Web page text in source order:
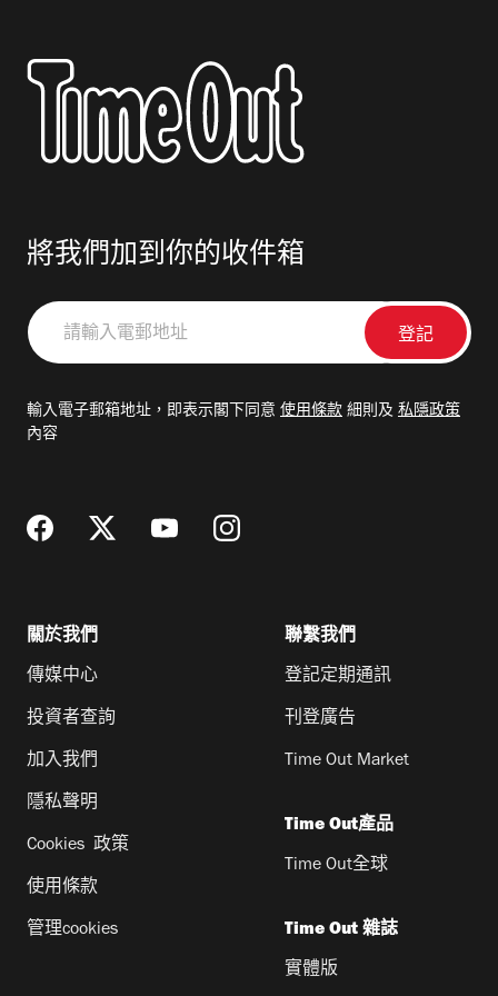
將我們加到你的收件箱
請
輸
郵
輸入電子郵箱地址，即表示閣下同意 使用條款 細則及 私隱政策
內容
關於我們
傳媒中心
投資者查詢
加入我們
隱私聲明
Cookies 政策
使用條款
管理cookies
聯繫我們
登記定期通訊
刊登廣告
Time Out Market
Time Out產品
Time Out全球
Time Out 雜誌
實體版